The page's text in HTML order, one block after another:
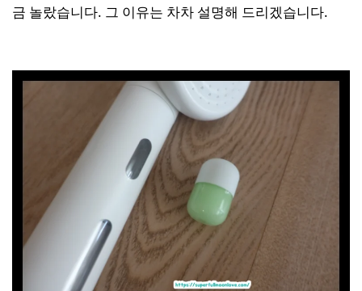
금 놀랐습니다. 그 이유는 차차 설명해 드리겠습니다.